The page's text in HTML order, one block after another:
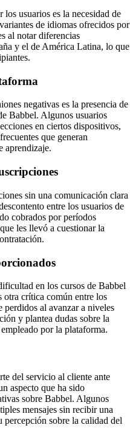
usuarios es la necesidad de
de idiomas ofrecidos por
al notar diferencias
y el de América Latina, lo que
negativas es la presencia de
Babbel. Algunos usuarios
en ciertos dispositivos,
que generan
aprendizaje.
sin una comunicación clara
entre los usuarios de
cobrados por períodos
les llevó a cuestionar la
en los cursos de Babbel
otra crítica común entre los
perdidos al avanzar a niveles
y plantea dudas sobre la
por la plataforma.
del servicio al cliente ante
aspecto que ha sido
sobre Babbel. Algunos
mensajes sin recibir una
percepción sobre la calidad del